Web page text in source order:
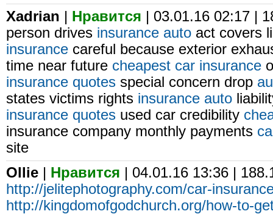
Xadrian | Нравится | 03.01.16 02:17 |
person drives insurance auto act covers
insurance careful because exterior
time near future cheapest car insurance
insurance quotes special concern drop
states victims rights insurance auto
insurance quotes used car credibility
insurance company monthly payments
site
Ollie
Нравится | 04.01.16 13:36 |
http://jelitephotography.com/car-
http://kingdomofgodchurch.org/how-to-